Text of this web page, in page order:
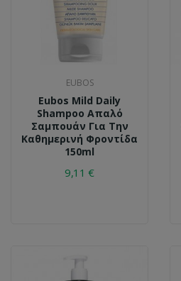
EUBOS
Eubos Mild Daily
Shampoo Απαλό
Σαμπουάν Για Την
Καθημερινή Φροντίδα
150ml
9,11 €